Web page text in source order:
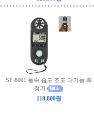
SP-8001 풍속 습도 조도 다기능 측
정기
118,800원